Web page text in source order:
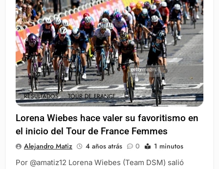
RESULTADOS TOUR DE FRANCE
Lorena Wiebes hace valer su favoritismo en
el inicio del Tour de France Femmes
Alejandro Matiz 4 años atrás 0 1 minutos
Por @amatiz12 Lorena Wiebes (Team DSM) salió